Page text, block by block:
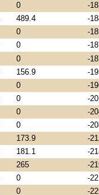
0 -
489.4 -
0 -
0 -
0 -
156.9 -
0 -
0 -
0 -
0 -
173.9 -
181.1 -
265 -
0 -
0 -